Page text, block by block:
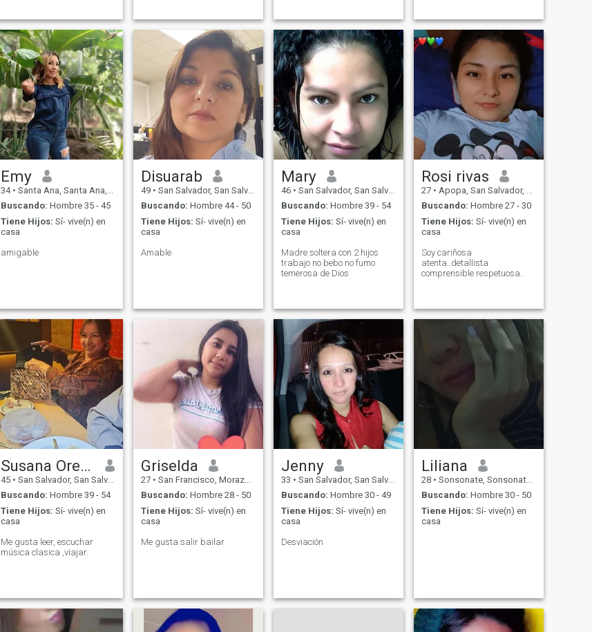
Emy
34 • Santa Ana, Santa Ana, El Salvador
Buscando: Hombre 35 - 45
Tiene Hijos: Sí- vive(n) en
casa
amigable
Disuarab
49 • San Salvador, San Salvador, El Salvador
Buscando: Hombre 44 - 50
Tiene Hijos: Sí- vive(n) en
casa
Amable
Mary
46 • San Salvador, San Salvador, El Salvador
Buscando: Hombre 39 - 54
Tiene Hijos: Sí- vive(n) en
casa
Madre soltera con 2 hijos
trabajo no bebo no fumo
temerosa de Dios
Rosi rivas
27 • Apopa, San Salvador, El Salvador
Buscando: Hombre 27 - 30
Tiene Hijos: Sí- vive(n) en
casa
Soy cariñosa
atenta..detallista
comprensible respetuosa..
Susana Orellana
45 • San Salvador, San Salvador, El Salvador
Buscando: Hombre 39 - 54
Tiene Hijos: Sí- vive(n) en
casa
Me gusta leer, escuchar
música clasica ,viajar.
Griselda
27 • San Francisco, Morazán, El Salvador
Buscando: Hombre 28 - 50
Tiene Hijos: Sí- vive(n) en
casa
Me gusta salir bailar
Jenny
33 • San Salvador, San Salvador, El Salvador
Buscando: Hombre 30 - 49
Tiene Hijos: Sí- vive(n) en
casa
Desviación
Liliana
28 • Sonsonate, Sonsonate, El Salvador
Buscando: Hombre 30 - 50
Tiene Hijos: Sí- vive(n) en
casa